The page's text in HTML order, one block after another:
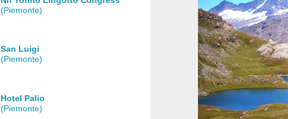
(Piemonte)
San Luigi
(Piemonte)
Hotel Palio
(Piemonte)